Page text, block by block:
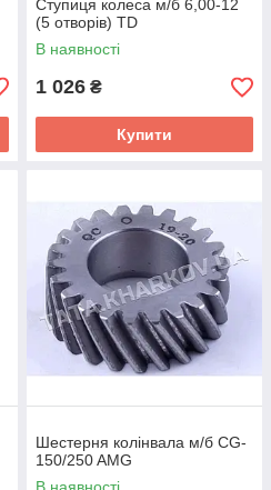
Ступиця колеса м/б 6,00-12
(5 отворів) TD
В наявності
1 026 ₴
Купити
Шестерня колінвала м/б CG-
150/250 AMG